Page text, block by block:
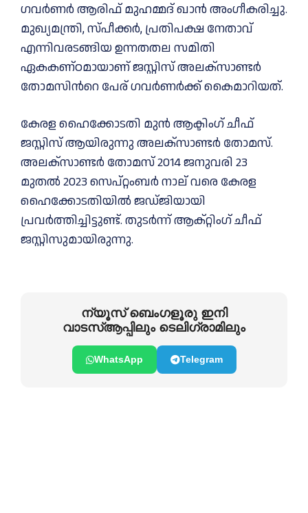
ഗവർണർ ആരിഫ് മുഹമ്മദ് ഖാൻ അംഗീകരിച്ചു.
മുഖ്യമന്ത്രി, സ്പീക്കർ, പ്രതിപക്ഷ നേതാവ്
എന്നിവരടങ്ങിയ ഉന്നതതല സമിതി
ഏകകണ്ഠമായാണ് ജസ്റ്റിസ് അലക്സാണ്ടർ
തോമസിന്‍റെ പേര് ഗവർണർക്ക് കൈമാറിയത്.
കേരള ഹൈക്കോടതി മുൻ ആക്ടിംഗ് ചീഫ്
ജസ്റ്റിസ് ആയിരുന്നു അലക്സാണ്ടർ തോമസ്.
അലക്സാണ്ടർ തോമസ് 2014 ജനുവരി 23
മുതല്‍ 2023 സെപ്റ്റംബർ നാല് വരെ കേരള
ഹൈക്കോടതിയില്‍ ജഡ്ജിയായി
പ്രവർത്തിച്ചിട്ടുണ്ട്. തുടർന്ന് ആക്റ്റിംഗ് ചീഫ്
ജസ്റ്റിസുമായിരുന്നു.
ന്യൂസ് ബെംഗളൂരു ഇനി
വാടസ്ആപ്പിലും ടെലിഗ്രാമിലും
WhatsApp Telegram